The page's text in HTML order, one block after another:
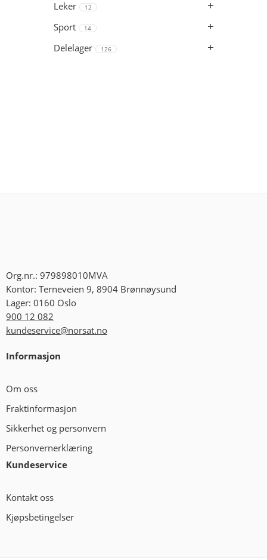
Leker 12
Sport 14
Delelager 126
Org.nr.: 979898010MVA
Kontor: Terneveien 9, 8904 Brønnøysund
Lager: 0160 Oslo
900 12 082
kundeservice@norsat.no
Informasjon
Om oss
Fraktinformasjon
Sikkerhet og personvern
Personvernerklæring
Kundeservice
Kontakt oss
Kjøpsbetingelser